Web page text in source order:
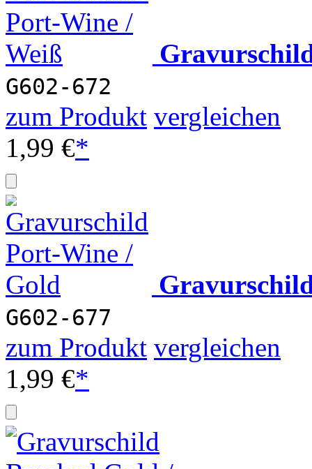
G602-672
zum Produkt vergleichen
1,99 €*
G602-677
zum Produkt vergleichen
1,99 €*